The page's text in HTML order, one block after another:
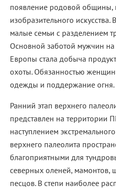
появление родовой
изобразительного
малые семьи с разделением
Основной заботой мужчин
Европы стала добыча
охоты. Обязанностью
одежды и поддержание огня.
Ранний этап верхнего
представлен на территории
наступлением
верхнего палеолита
благоприятными для
северных оленей, мамонтов,
песцов. В степи наиболее